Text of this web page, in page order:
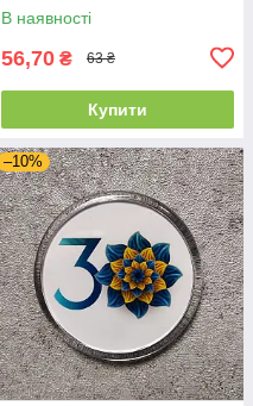
В наявності
56,70 ₴ 63 ₴
Купити
–10%